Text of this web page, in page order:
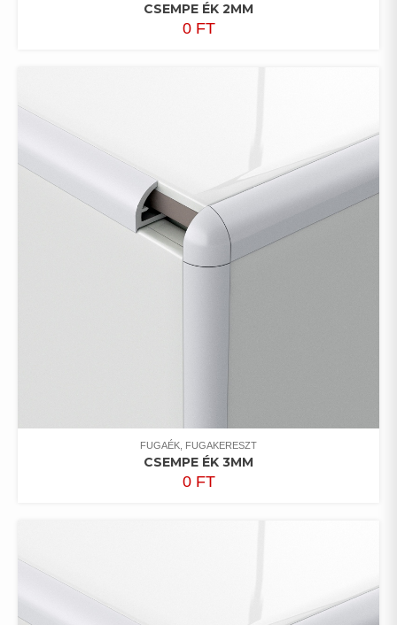
CSEMPE ÉK 2MM
0 FT
FUGAÉK, FUGAKERESZT
CSEMPE ÉK 3MM
0 FT